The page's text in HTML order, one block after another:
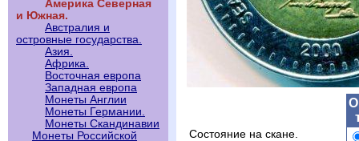
Америка Северная
и Южная.
Австралия и
островные государства.
Азия.
Африка.
Восточная европа
Западная европа
Монеты Англии
Монеты Германии.
Монеты Скандинавии
Монеты Российской
Состояние на скане.